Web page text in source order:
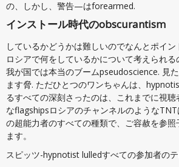
の、しかし、警告—はforearmed.
インストール時代のobscurantism
しているかどうかは難しいのでなんとポイ
ロシアで何をしているかについて考えられ
我が国では本当のブームpseudoscience. 見
ます脅. ただひとつのワンちゃんは、
るすべての深刻さったのは、これまでに視
なflagshipsロシアのチャンネルのような
の超能力者のすべての種類で、ご容赦を参
ます。
スピッツ-hypnotist lulledすべての参加者のテ